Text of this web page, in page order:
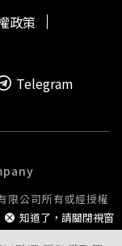
宇宙人、高爾宣
格的音樂演出，
海島風情交織而
知道了，請關閉視窗
政策
Telegram
限公司所有或經授權
送或公開傳輸。